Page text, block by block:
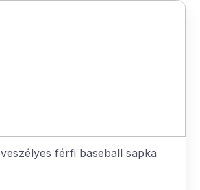
férfi baseball sapka